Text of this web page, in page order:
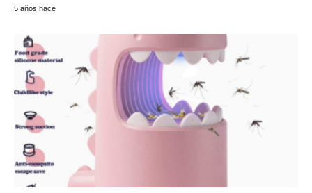
5 años hace